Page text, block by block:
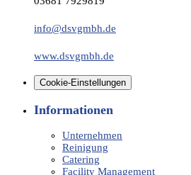
info@dsvgmbh.de
www.dsvgmbh.de
Cookie-Einstellungen
Informationen
Unternehmen
Reinigung
Catering
Facility Management